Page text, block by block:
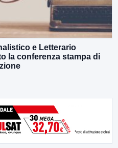
e Letterario
la conferenza stampa di